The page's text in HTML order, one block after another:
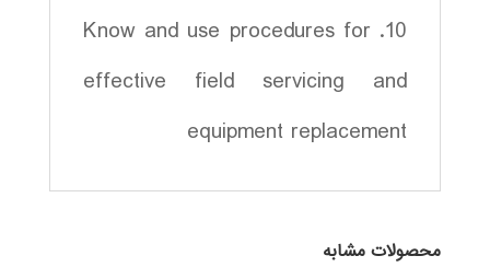
10. Know and use procedures for
effective field servicing and
equipment replacement
محصولات مشابه